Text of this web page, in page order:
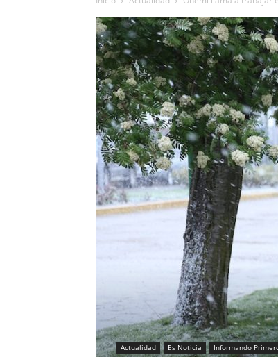
Actualidad Es Noticia Informando